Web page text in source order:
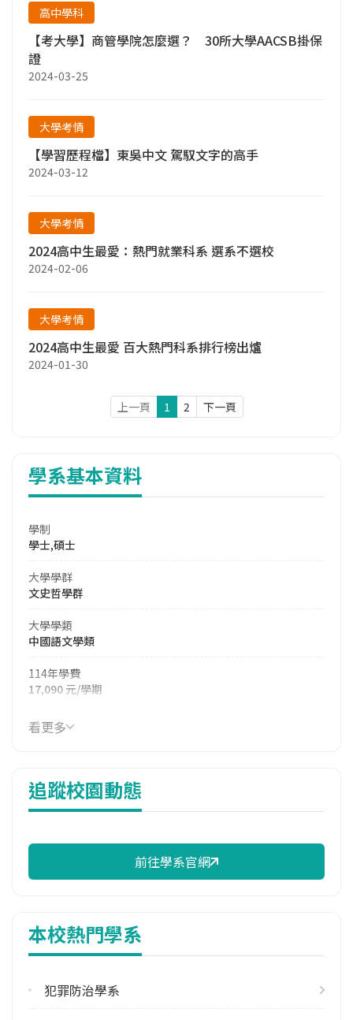
高中學科
【考大學】商管學院怎麼選？ 30所大學AACSB掛保
證
2024-03-25
大學考情
【學習歷程檔】東吳中文 駕馭文字的高手
2024-03-12
大學考情
2024高中生最愛：熱門就業科系 選系不選校
2024-02-06
大學考情
2024高中生最愛 百大熱門科系排行榜出爐
2024-01-30
上一頁 1 2 下一頁
學系基本資料
學制
學士,碩士
大學學群
文史哲學群
大學學類
中國語文學類
114年學費
17,090 元/學期
114年雜費
7,057 元/學期
97.87%
校際選課人數
113學年度下學期
修輔系人數
113學年度上學期
看更多
追蹤校園動態
前往學系官網
本校熱門學系
犯罪防治學系